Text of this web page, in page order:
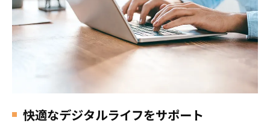
快適なデジタルライフをサポート